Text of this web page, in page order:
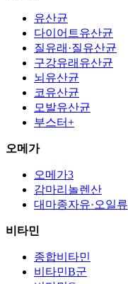
유산균
다이어트유산균
질유래·질유산균
구강유래유산균
뇌유산균
코유산균
모발유산균
부스터+
오메가
오메가3
감마리놀렌산
대마종자유·오일류
비타민
종합비타민
비타민B군